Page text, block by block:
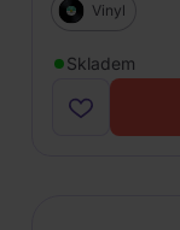
Vinyl
Skladem